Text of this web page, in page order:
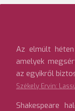
Az elmúlt
amelyek
az egyikről
Székely Ervin:
Shakespeare